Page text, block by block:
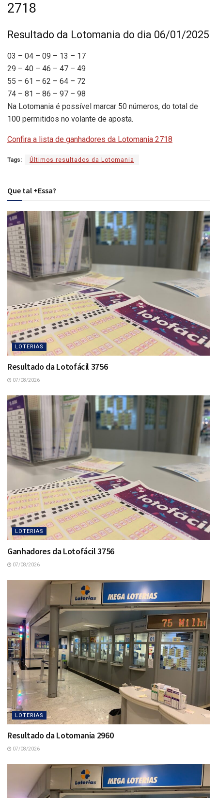
2718
Resultado da Lotomania do dia 06/01/2025
03 – 04 – 09 – 13 – 17
29 – 40 – 46 – 47 – 49
55 – 61 – 62 – 64 – 72
74 – 81 – 86 – 97 – 98
Na Lotomania é possível marcar 50 números, do total de
100 permitidos no volante de aposta.
Confira a lista de ganhadores da Lotomania 2718
Tags: Últimos resultados da Lotomania
Que tal +Essa?
LOTERIAS
Resultado da Lotofácil 3756
07/08/2026
LOTERIAS
Ganhadores da Lotofácil 3756
07/08/2026
LOTERIAS
Resultado da Lotomania 2960
07/08/2026